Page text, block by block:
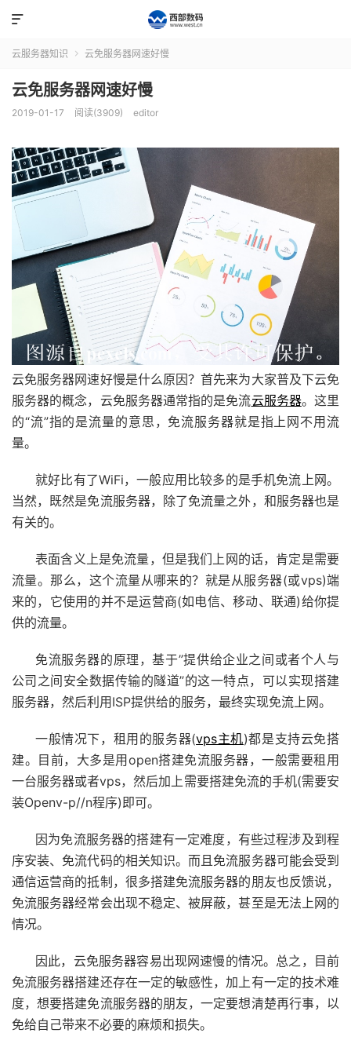

云服务器知识  云免服务器网速好慢
云免服务器网速好慢
2019-01-17 阅读(3909) editor
云免服务器网速好慢是什么原因？首先来为大家普及下云免
服务器的概念，云免服务器通常指的是免流云服务器。这里
的“流”指的是流量的意思，免流服务器就是指上网不用流
量。
就好比有了WiFi，一般应用比较多的是手机免流上网。
当然，既然是免流服务器，除了免流量之外，和服务器也是
有关的。
表面含义上是免流量，但是我们上网的话，肯定是需要
流量。那么，这个流量从哪来的？就是从服务器(或vps)端
来的，它使用的并不是运营商(如电信、移动、联通)给你提
供的流量。
免流服务器的原理，基于”提供给企业之间或者个人与
公司之间安全数据传输的隧道”的这一特点，可以实现搭建
服务器，然后利用ISP提供给的服务，最终实现免流上网。
一般情况下，租用的服务器(vps主机)都是支持云免搭
建。目前，大多是用open搭建免流服务器，一般需要租用
一台服务器或者vps，然后加上需要搭建免流的手机(需要安
装Openv-p//n程序)即可。
因为免流服务器的搭建有一定难度，有些过程涉及到程
序安装、免流代码的相关知识。而且免流服务器可能会受到
通信运营商的抵制，很多搭建免流服务器的朋友也反馈说，
免流服务器经常会出现不稳定、被屏蔽，甚至是无法上网的
情况。
因此，云免服务器容易出现网速慢的情况。总之，目前
免流服务器搭建还存在一定的敏感性，加上有一定的技术难
度，想要搭建免流服务器的朋友，一定要想清楚再行事，以
免给自己带来不必要的麻烦和损失。